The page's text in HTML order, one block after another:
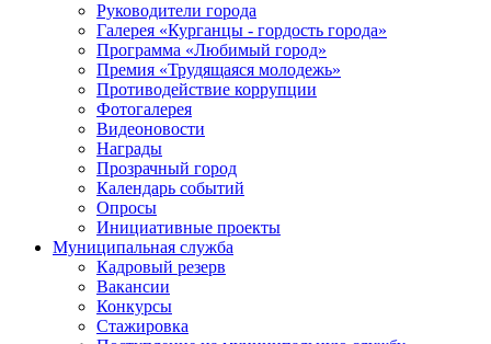
Руководители города
Галерея «Курганцы - гордость города»
Программа «Любимый город»
Премия «Трудящаяся молодежь»
Противодействие коррупции
Фотогалерея
Видеоновости
Награды
Прозрачный город
Календарь событий
Опросы
Инициативные проекты
Муниципальная служба
Кадровый резерв
Вакансии
Конкурсы
Стажировка